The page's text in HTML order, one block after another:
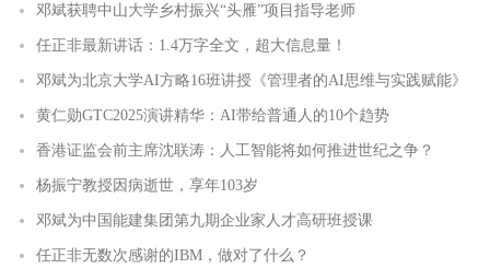
邓斌获聘中山大学乡村振兴“头雁”项目指导老师
任正非最新讲话：1.4万字全文，超大信息量！
邓斌为北京大学AI方略16班讲授《管理者的AI思维与实践赋能》
黄仁勋GTC2025演讲精华：AI带给普通人的10个趋势
香港证监会前主席沈联涛：人工智能将如何推进世纪之争？
杨振宁教授因病逝世，享年103岁
邓斌为中国能建集团第九期企业家人才高研班授课
任正非无数次感谢的IBM，做对了什么？